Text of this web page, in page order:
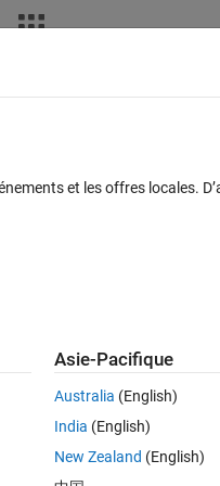
Connectez-
Lukas
le 7 Juin 2018
et les offres locales.
Asie-Pacifique
Australia (English)
India (English)
New Zealand (English)